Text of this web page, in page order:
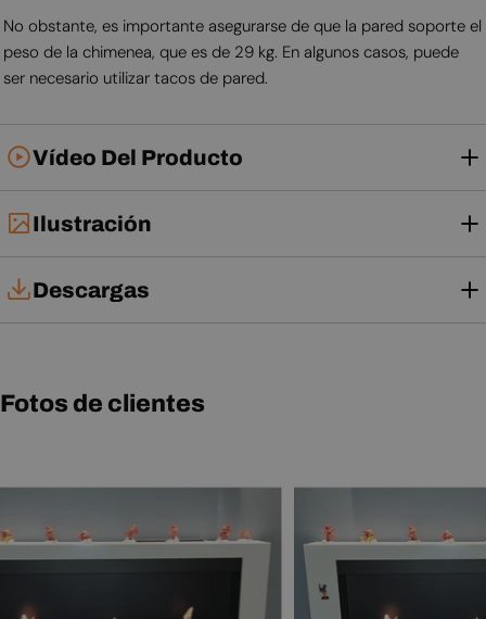
No obstante, es importante asegurarse de que la pared soporte el
peso de la chimenea, que es de 29 kg. En algunos casos, puede
ser necesario utilizar tacos de pared.
Vídeo Del Producto
Ilustración
Descargas
Fotos de clientes